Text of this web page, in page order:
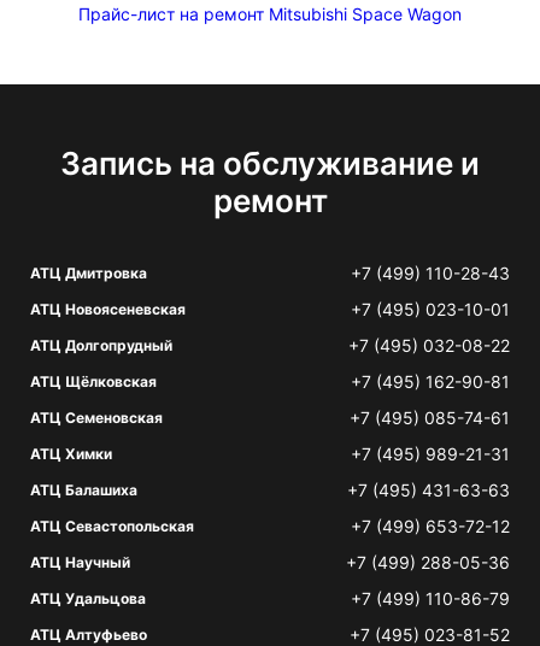
Прайс-лист на ремонт Mitsubishi Space Wagon
Запись на обслуживание и
ремонт
АТЦ Дмитровка +7 (499) 110-28-43
АТЦ Новоясеневская +7 (495) 023-10-01
АТЦ Долгопрудный +7 (495) 032-08-22
АТЦ Щёлковская +7 (495) 162-90-81
АТЦ Семеновская +7 (495) 085-74-61
АТЦ Химки +7 (495) 989-21-31
АТЦ Балашиха +7 (495) 431-63-63
АТЦ Севастопольская +7 (499) 653-72-12
АТЦ Научный +7 (499) 288-05-36
АТЦ Удальцова +7 (499) 110-86-79
АТЦ Алтуфьево +7 (495) 023-81-52